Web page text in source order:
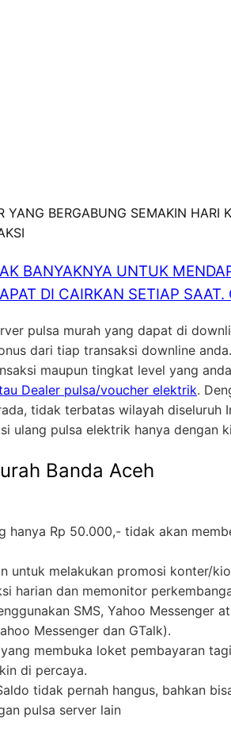
BERGABUNG SEMAKIN HARI
BANYAKNYA UNTUK
DI CAIRKAN SETIAP
pulsa murah yang dapat di
dari tiap transaksi downline anda.
maupun tingkat level yang
Dealer pulsa/voucher elektrik.
tidak terbatas wilayah diseluruh
ulang pulsa elektrik hanya dengan
Banda Aceh
hanya Rp 50.000,- tidak akan
untuk melakukan promosi konter/
harian dan memonitor
SMS, Yahoo Messenger
Messenger dan GTalk).
membuka loket pembayaran
di percaya.
tidak pernah hangus, bahkan
pulsa server lain